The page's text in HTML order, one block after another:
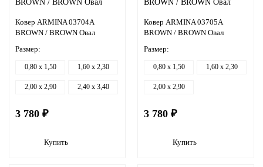
Ковер ARMINA 03704A
BROWN / BROWN Овал
Размер:
0,80 x 1,50 1,60 x 2,30
2,00 x 2,90 2,40 x 3,40
3 780 ₽
Купить
Ковер ARMINA 03705A
BROWN / BROWN Овал
Размер:
0,80 x 1,50 1,60 x 2,30
2,00 x 2,90
3 780 ₽
Купить